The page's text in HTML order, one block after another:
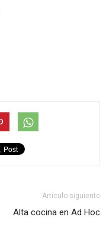
Artículo siguiente
Alta cocina en Ad Hoc